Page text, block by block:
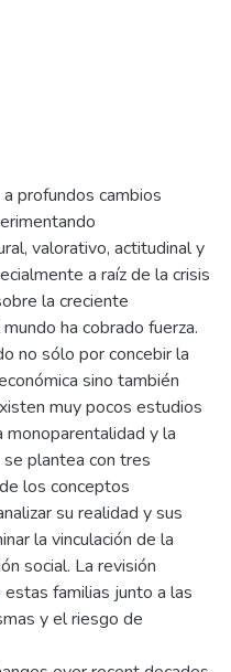
profundos cambios
valorativo, actitudinal y
a raíz de la crisis
la creciente
ha cobrado fuerza.
no sólo por concebir la
sino también
muy pocos estudios
y la
plantea con tres
los conceptos
su realidad y sus
la vinculación de la
social. La revisión
familias junto a las
y el riesgo de